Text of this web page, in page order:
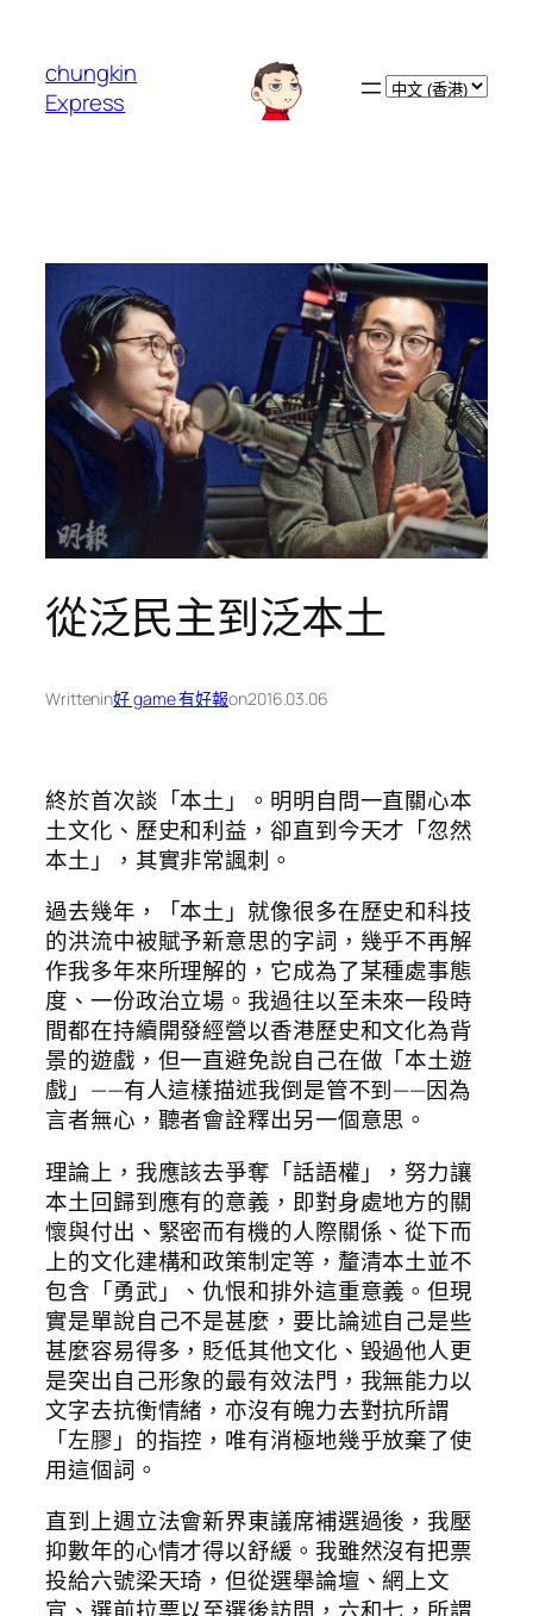
chungkin
Express
Choose
從泛民主到泛本土
Writtenin好 game 有好報on2016.03.06
終於首次談「本土」。明明自問一直關心本
土文化、歷史和利益，卻直到今天才「忽然
本土」，其實非常諷刺。
過去幾年，「本土」就像很多在歷史和科技
的洪流中被賦予新意思的字詞，幾乎不再解
作我多年來所理解的，它成為了某種處事態
度、一份政治立場。我過往以至未來一段時
間都在持續開發經營以香港歷史和文化為背
景的遊戲，但一直避免說自己在做「本土遊
戲」——有人這樣描述我倒是管不到——因為
言者無心，聽者會詮釋出另一個意思。
理論上，我應該去爭奪「話語權」，努力讓
本土回歸到應有的意義，即對身處地方的關
懷與付出、緊密而有機的人際關係、從下而
上的文化建構和政策制定等，釐清本土並不
包含「勇武」、仇恨和排外這重意義。但現
實是單說自己不是甚麼，要比論述自己是些
甚麼容易得多，貶低其他文化、毀過他人更
是突出自己形象的最有效法門，我無能力以
文字去抗衡情緒，亦沒有魄力去對抗所謂
「左膠」的指控，唯有消極地幾乎放棄了使
用這個詞。
直到上週立法會新界東議席補選過後，我壓
抑數年的心情才得以舒緩。我雖然沒有把票
投給六號梁天琦，但從選舉論壇、網上文